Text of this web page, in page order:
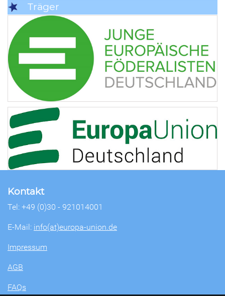
Träger
Kontakt
Tel: +49 (0)30 - 921014001
E-Mail: info(at)europa-union.de
Impressum
AGB
FAQs